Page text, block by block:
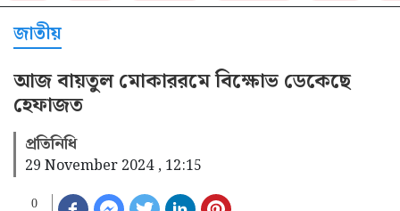
জাতীয়
আজ বায়তুল মোকাররমে বিক্ষোভ ডেকেছে
হেফাজত
প্রতিনিধি
29 November 2024 , 12:15
0